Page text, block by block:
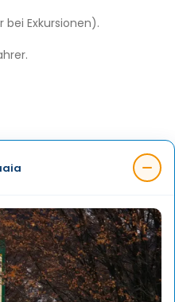
Exkursionen).